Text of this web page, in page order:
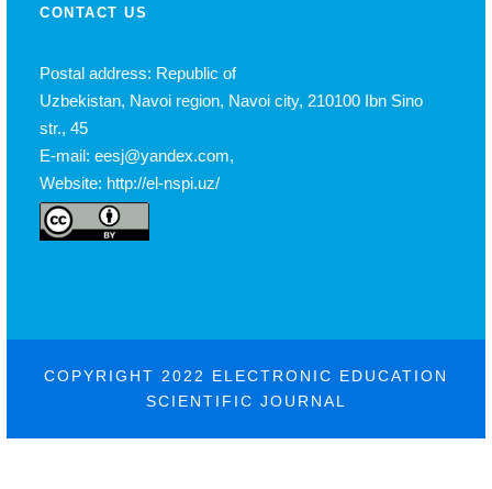
CONTACT US
Postal address: Republic of
Uzbekistan, Navoi region, Navoi city, 210100 Ibn Sino
str., 45
E-mail: eesj@yandex.com,
Website: http://el-nspi.uz/
COPYRIGHT 2022 ELECTRONIC EDUCATION
SCIENTIFIC JOURNAL